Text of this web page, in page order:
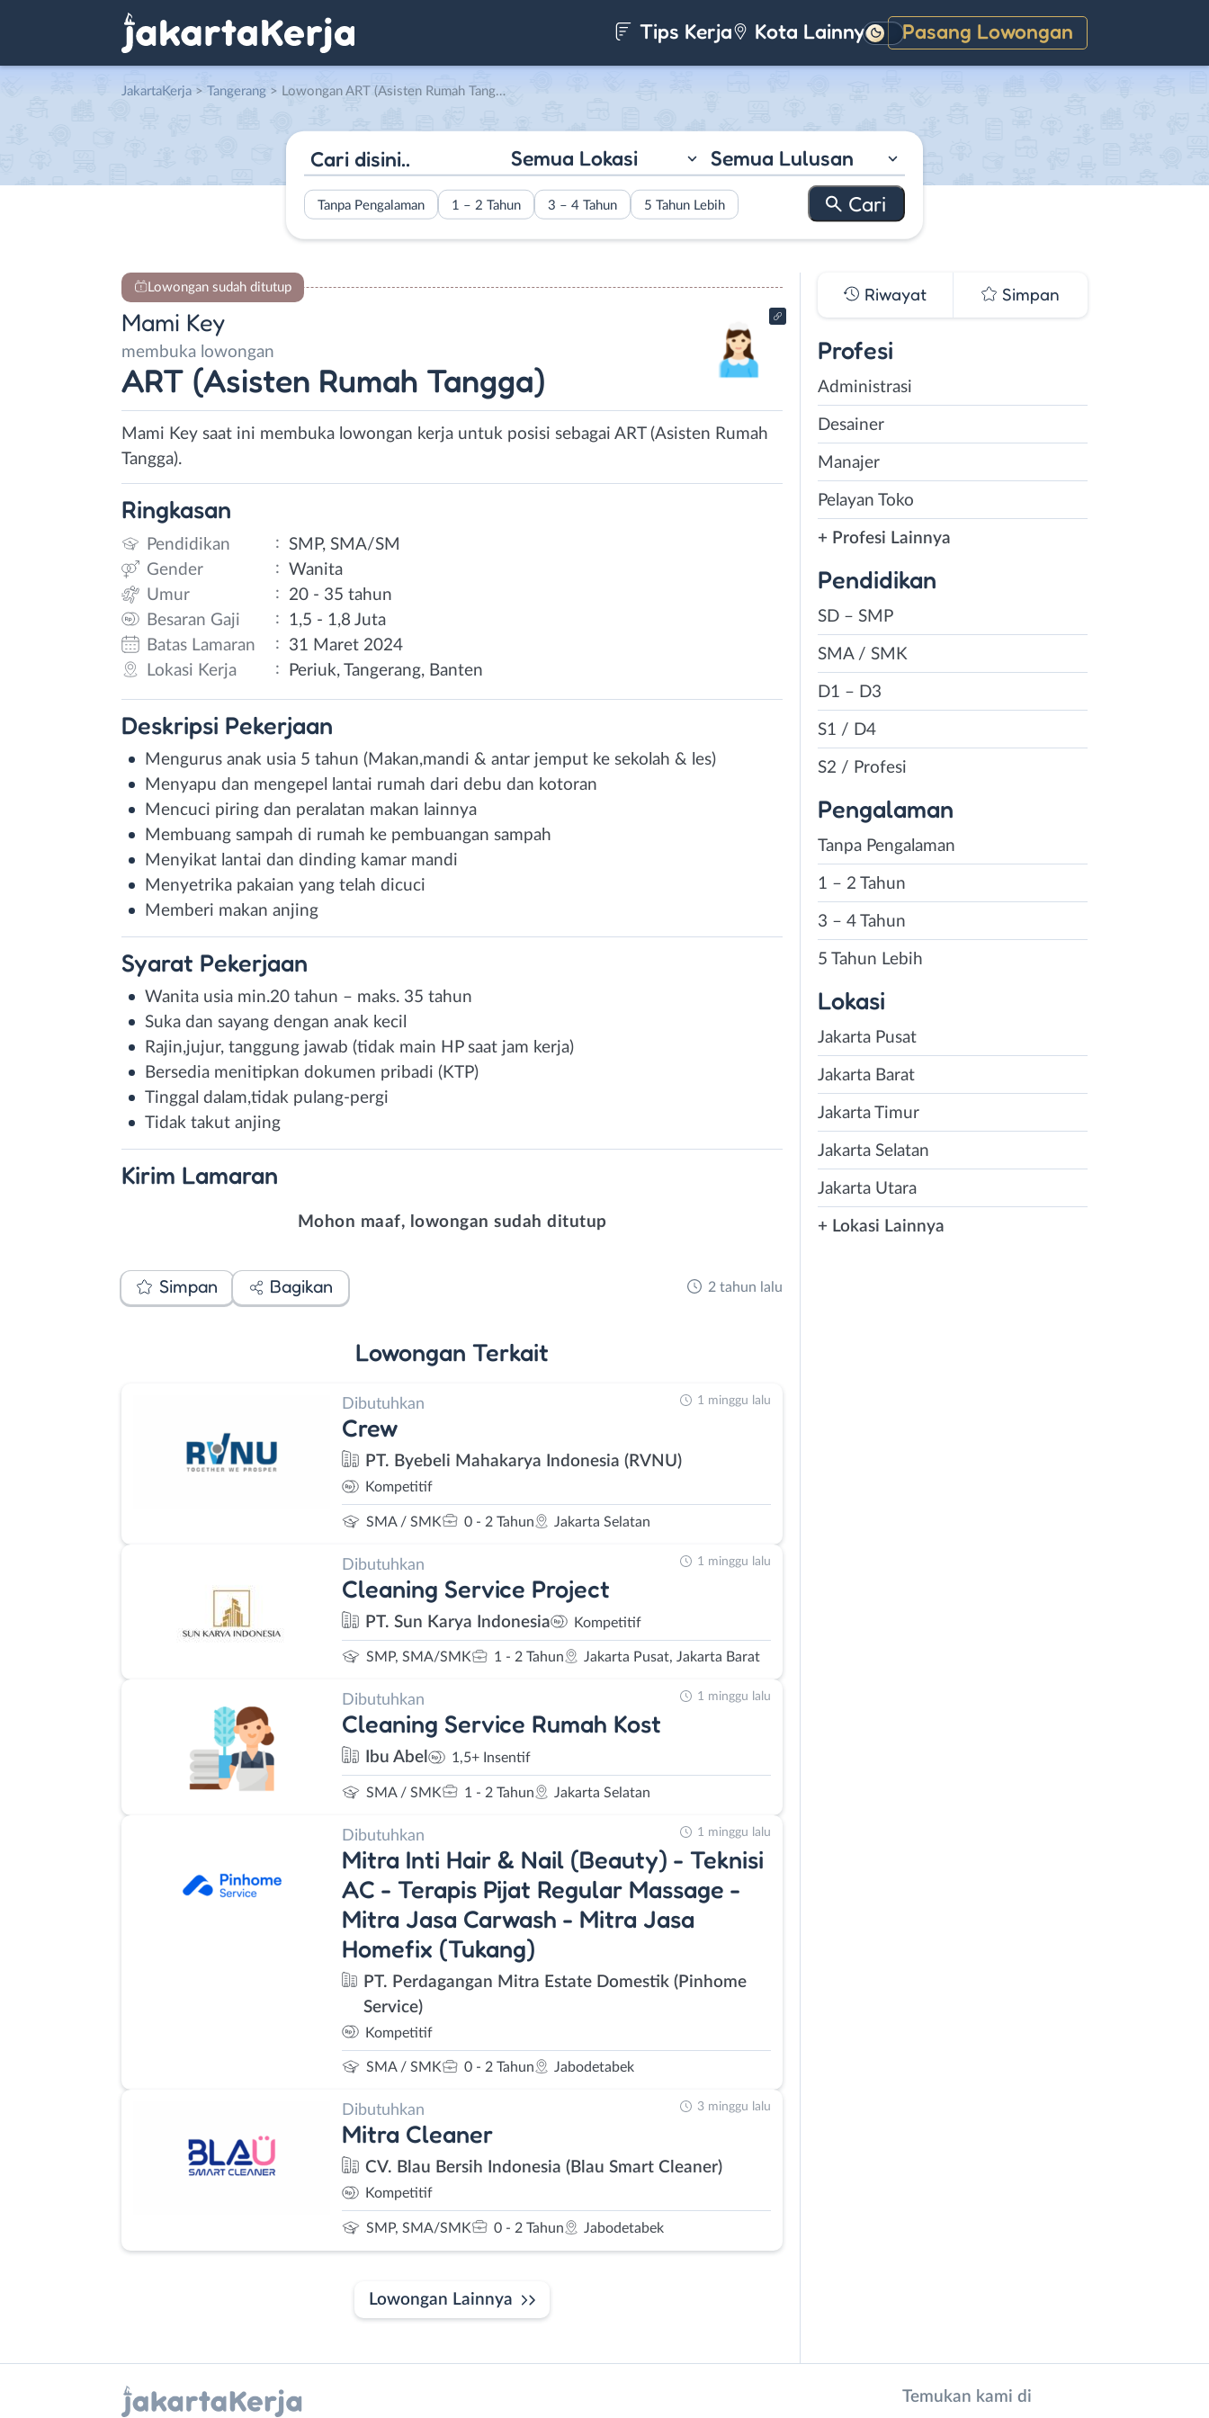
Tips Kerja Kota Lainnya Pasang Lowongan
Gelap
JakartaKerja > Tangerang > Lowongan ART (Asisten Rumah Tangga) di Mami Key
Semua Lokasi Semua Lulusan
Tanpa Pengalaman 1 – 2 Tahun 3 – 4 Tahun 5 Tahun Lebih
Lowongan sudah ditutup
Mami Key
membuka lowongan
ART (Asisten Rumah Tangga)
Mami Key saat ini membuka lowongan kerja untuk posisi sebagai ART (Asisten Rumah
Tangga).
Ringkasan
Pendidikan : SMP, SMA/SM
Gender
: Wanita
Umur
:
20 - 35 tahun
Besaran Gaji
:
1,5 - 1,8 Juta
Batas Lamaran
:
31 Maret 2024
Lokasi Kerja
: Periuk, Tangerang, Banten
Deskripsi Pekerjaan
Mengurus anak usia 5 tahun (Makan,mandi & antar jemput ke sekolah & les)
Menyapu dan mengepel lantai rumah dari debu dan kotoran
Mencuci piring dan peralatan makan lainnya
Membuang sampah di rumah ke pembuangan sampah
Menyikat lantai dan dinding kamar mandi
Menyetrika pakaian yang telah dicuci
Memberi makan anjing
Syarat Pekerjaan
Wanita usia min.20 tahun – maks. 35 tahun
Suka dan sayang dengan anak kecil
Rajin,jujur, tanggung jawab (tidak main HP saat jam kerja)
Bersedia menitipkan dokumen pribadi (KTP)
Tinggal dalam,tidak pulang-pergi
Tidak takut anjing
Kirim Lamaran
Mohon maaf, lowongan sudah ditutup
Simpan Bagikan 2 tahun lalu
Lowongan Terkait
Dibutuhkan
Crew
PT. Byebeli Mahakarya Indonesia (RVNU)
Kompetitif
SMA / SMK 0 - 2 Tahun Jakarta Selatan
1 minggu lalu
Dibutuhkan
Cleaning Service Project
PT. Sun Karya Indonesia Kompetitif
SMP, SMA/SMK 1 - 2 Tahun Jakarta Pusat, Jakarta Barat
1 minggu lalu
Dibutuhkan
Cleaning Service Rumah Kost
Ibu Abel 1,5+ Insentif
SMA / SMK 1 - 2 Tahun Jakarta Selatan
1 minggu lalu
Dibutuhkan
Mitra Inti Hair & Nail (Beauty) - Teknisi
AC - Terapis Pijat Regular Massage -
Mitra Jasa Carwash - Mitra Jasa
Homefix (Tukang)
PT. Perdagangan Mitra Estate Domestik (Pinhome
Service)
Kompetitif
SMA / SMK 0 - 2 Tahun Jabodetabek
1 minggu lalu
Dibutuhkan
Mitra Cleaner
CV. Blau Bersih Indonesia (Blau Smart Cleaner)
Kompetitif
SMP, SMA/SMK 0 - 2 Tahun Jabodetabek
3 minggu lalu
Lowongan Lainnya
Riwayat Simpan
Profesi
Administrasi
Desainer
Manajer
Pelayan Toko
+ Profesi Lainnya
Pendidikan
SD – SMP
SMA / SMK
D1 – D3
S1 / D4
S2 / Profesi
Pengalaman
Tanpa Pengalaman
1 – 2 Tahun
3 – 4 Tahun
5 Tahun Lebih
Lokasi
Jakarta Pusat
Jakarta Barat
Jakarta Timur
Jakarta Selatan
Jakarta Utara
+ Lokasi Lainnya
Temukan kami di